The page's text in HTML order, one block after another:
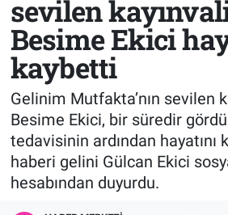
sevilen
Besime Ekici
kaybetti
Gelinim Mutfakta’nın sevilen
Besime Ekici, bir süredir
tedavisinin ardından hayatını
haberi gelini Gülcan Ekici
hesabından duyurdu.
Sağlık
Spor
Teknoloji
Tv Medya
KÜLTÜR SANAT